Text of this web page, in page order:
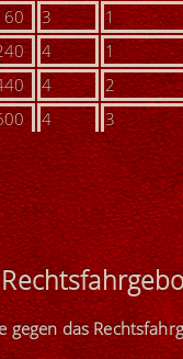
3
1
4
1
4
2
4 3
gegen das